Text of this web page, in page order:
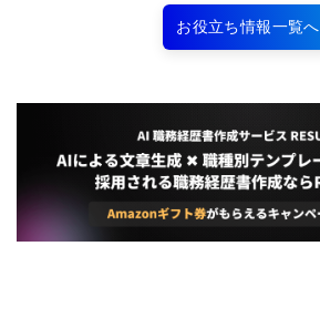
お役立ち情報一覧へ